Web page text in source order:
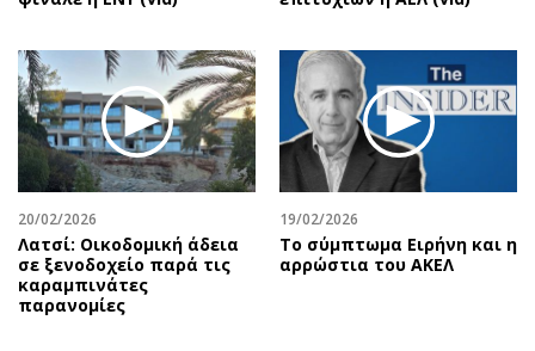
20/02/2026
Λατσί: Οικοδομική άδεια
σε ξενοδοχείο παρά τις
καραμπινάτες
παρανομίες
19/02/2026
Το σύμπτωμα Ειρήνη και η
αρρώστια του ΑΚΕΛ